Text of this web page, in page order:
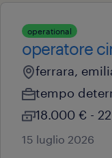
operational
operatore
ferrara,
tempo
18.000 € -
15 luglio 2026